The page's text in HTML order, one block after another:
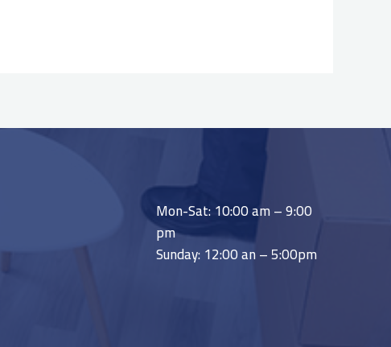
Mon-Sat: 10:00 am – 9:00
pm
Sunday: 12:00 an – 5:00pm